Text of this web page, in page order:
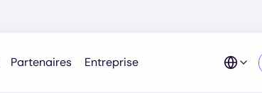
Partenaires Entreprise